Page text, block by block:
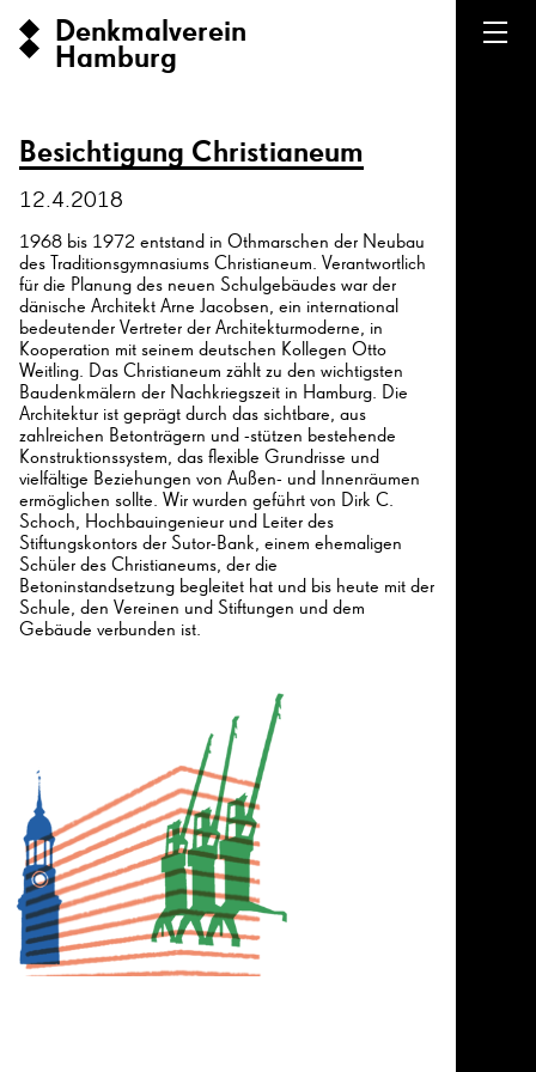
Denkmalverein
Hamburg
Besichtigung Christianeum
12.4.2018
1968 bis 1972 entstand in Othmarschen der Neubau
des Traditionsgymnasiums Christianeum. Verantwortlich
für die Planung des neuen Schulgebäudes war der
dänische Architekt Arne Jacobsen, ein international
bedeutender Vertreter der Architekturmoderne, in
Kooperation mit seinem deutschen Kollegen Otto
Weitling. Das Christianeum zählt zu den wichtigsten
Baudenkmälern der Nachkriegszeit in Hamburg. Die
Architektur ist geprägt durch das sichtbare, aus
zahlreichen Betonträgern und -stützen bestehende
Konstruktionssystem, das flexible Grundrisse und
vielfältige Beziehungen von Außen- und Innenräumen
ermöglichen sollte. Wir wurden geführt von Dirk C.
Schoch, Hochbauingenieur und Leiter des
Stiftungskontors der Sutor-Bank, einem ehemaligen
Schüler des Christianeums, der die
Betoninstandsetzung begleitet hat und bis heute mit der
Schule, den Vereinen und Stiftungen und dem
Gebäude verbunden ist.